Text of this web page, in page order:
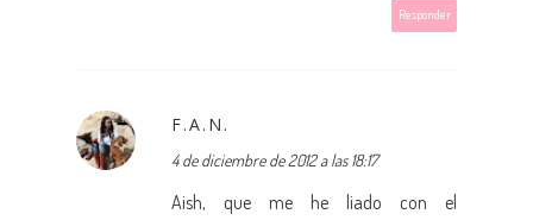
Responder
F.A.N.
4 de diciembre de 2012 a las 18:17
Aish, que me he liado con el